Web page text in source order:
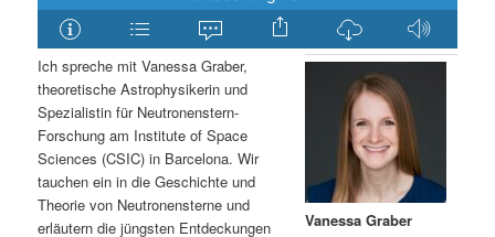
e
n
n
g
e
Vanessa Graber
Ich spreche mit Vanessa Graber,
theoretische Astrophysikerin und
Spezialistin für Neutronenstern-
Forschung am Institute of Space
Sciences (CSIC) in Barcelona. Wir
tauchen ein in die Geschichte und
Theorie von Neutronensterne und
erläutern die jüngsten Entdeckungen